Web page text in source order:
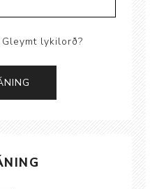
Gleymt lykilorð?